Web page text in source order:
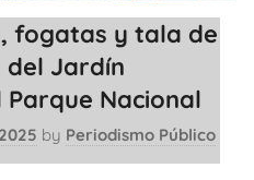
fogatas y tala de
Jardín
Nacional
by Periodismo Público